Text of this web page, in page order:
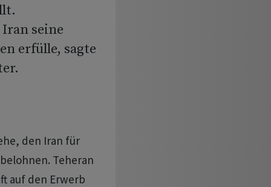
Iran seine
erfülle, sagte
den Iran für
Teheran
auf den Erwerb